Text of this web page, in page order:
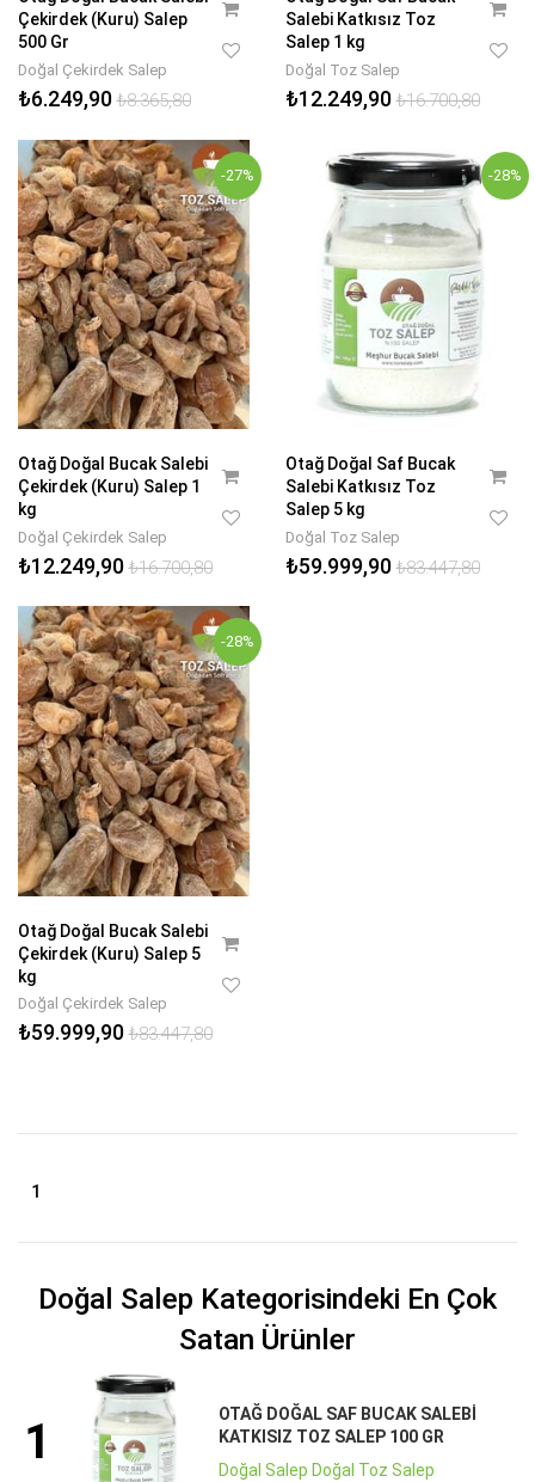
Çekirdek (Kuru) Salep
500 Gr
Doğal Çekirdek Salep
₺6.249,90₺8.365,80
Salebi Katkısız Toz
Salep 1 kg
Doğal Toz Salep
₺12.249,90₺16.700,80
-27%
Otağ Doğal Bucak Salebi
Çekirdek (Kuru) Salep 1
kg
Doğal Çekirdek Salep
₺12.249,90₺16.700,80
-28%
Otağ Doğal Saf Bucak
Salebi Katkısız Toz
Salep 5 kg
Doğal Toz Salep
₺59.999,90₺83.447,80
-28%
Otağ Doğal Bucak Salebi
Çekirdek (Kuru) Salep 5
kg
Doğal Çekirdek Salep
₺59.999,90₺83.447,80
1
Doğal Salep Kategorisindeki En Çok
Satan Ürünler
1
OTAĞ DOĞAL SAF BUCAK SALEBI
KATKISIZ TOZ SALEP 100 GR
Doğal Salep Doğal Toz Salep